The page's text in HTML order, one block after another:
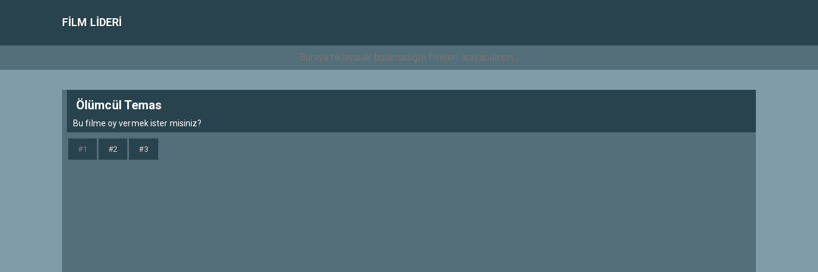
FILM LIDERI
Ölümcül Temas
Bu filme oy vermek ister misiniz?
#1 #2 #3